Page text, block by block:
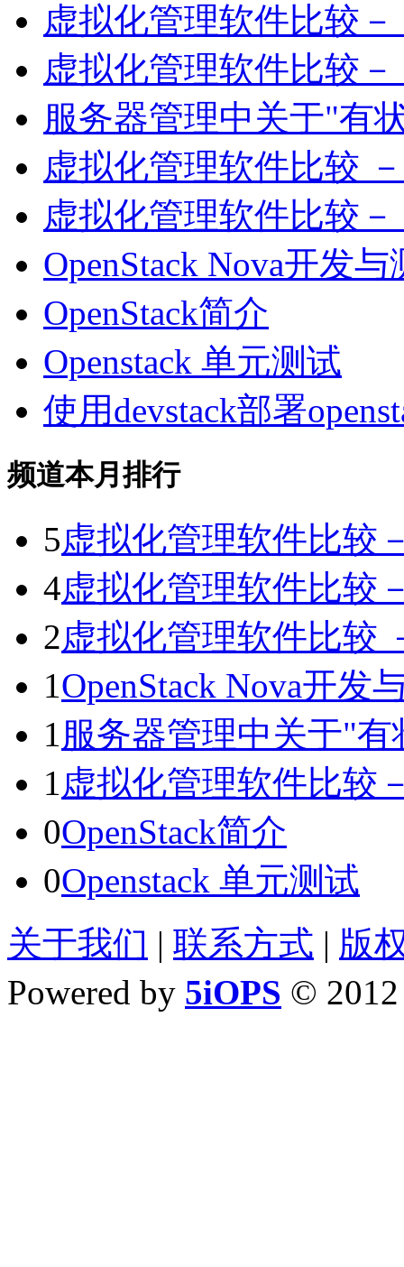
虚拟化管理软件比较
虚拟化管理软件比较
服务器管理中关于"有
虚拟化管理软件比较
虚拟化管理软件比较
OpenStack Nova开发
OpenStack简介
Openstack 单元测试
使用devstack部署
频道本月排行
5虚拟化管理软件比较
4虚拟化管理软件比较
2虚拟化管理软件比较
1OpenStack Nova开发
1服务器管理中关于"
1虚拟化管理软件比较
0OpenStack简介
0Openstack 单元测试
关于我们 | 联系方式 | 版
Powered by 5iOPS ©